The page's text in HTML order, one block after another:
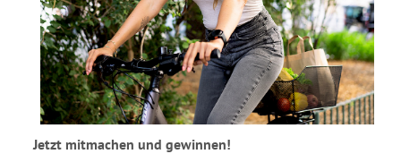
Jetzt mitmachen und gewinnen!